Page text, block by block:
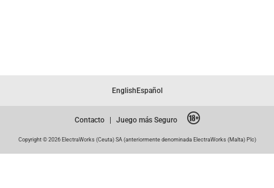
English Español
Contacto Juego más Seguro
Copyright © 2026 ElectraWorks (Ceuta) SA (anteriormente denominada ElectraWorks (Malta) Plc)